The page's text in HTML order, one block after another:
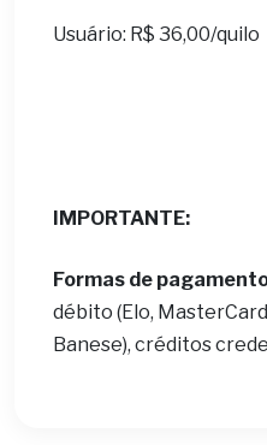
Usuário: R$ 36,00/quilo
IMPORTANTE:
Formas de
débito (Elo,
Banese), créditos